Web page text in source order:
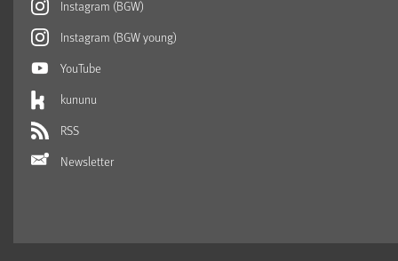
Instagram (BGW)
Instagram (BGW young)
YouTube
kununu
RSS
Newsletter